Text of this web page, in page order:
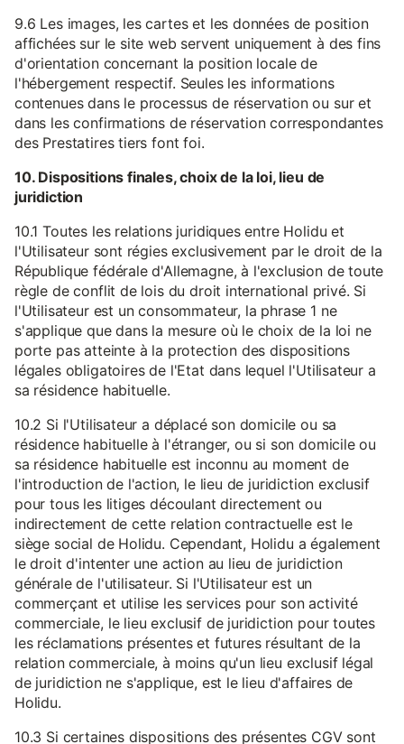
9.6 Les images, les cartes et les données de position
affichées sur le site web servent uniquement à des fins
d'orientation concernant la position locale de
l'hébergement respectif. Seules les informations
contenues dans le processus de réservation ou sur et
dans les confirmations de réservation correspondantes
des Prestatires tiers font foi.
10. Dispositions finales, choix de la loi, lieu de
juridiction
10.1 Toutes les relations juridiques entre Holidu et
l'Utilisateur sont régies exclusivement par le droit de la
République fédérale d'Allemagne, à l'exclusion de toute
règle de conflit de lois du droit international privé. Si
l'Utilisateur est un consommateur, la phrase 1 ne
s'applique que dans la mesure où le choix de la loi ne
porte pas atteinte à la protection des dispositions
légales obligatoires de l'Etat dans lequel l'Utilisateur a
sa résidence habituelle.
10.2 Si l'Utilisateur a déplacé son domicile ou sa
résidence habituelle à l'étranger, ou si son domicile ou
sa résidence habituelle est inconnu au moment de
l'introduction de l'action, le lieu de juridiction exclusif
pour tous les litiges découlant directement ou
indirectement de cette relation contractuelle est le
siège social de Holidu. Cependant, Holidu a également
le droit d'intenter une action au lieu de juridiction
générale de l'utilisateur. Si l'Utilisateur est un
commerçant et utilise les services pour son activité
commerciale, le lieu exclusif de juridiction pour toutes
les réclamations présentes et futures résultant de la
relation commerciale, à moins qu'un lieu exclusif légal
de juridiction ne s'applique, est le lieu d'affaires de
Holidu.
10.3 Si certaines dispositions des présentes CGV sont